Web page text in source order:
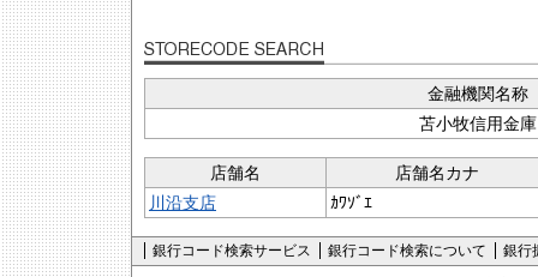
金融機関名称
苫小牧信用金庫
店舗名
店舗名カナ
川沿支店
ｶﾜｿﾞｴ
銀行コード検索サービス 銀行コード検索について
銀行